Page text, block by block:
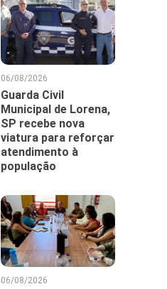
06/08/2026
Guarda Civil
Municipal de Lorena,
SP recebe nova
viatura para reforçar
atendimento à
população
06/08/2026